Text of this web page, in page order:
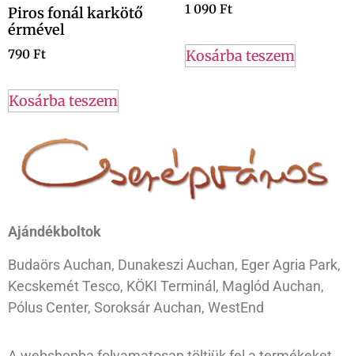
Piros fonál karkötő
érmével
790 Ft
Kosárba teszem
1 090 Ft
Kosárba teszem
Ajándékboltok
Budaörs Auchan, Dunakeszi Auchan, Eger Agria Park,
Kecskemét Tesco, KÖKI Terminál, Maglód Auchan,
Pólus Center, Soroksár Auchan, WestEnd